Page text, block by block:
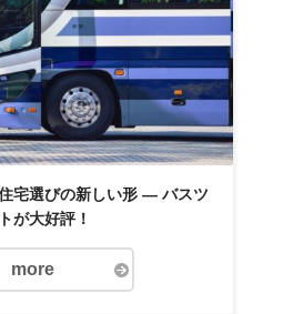
宅選びの新しい形 — バスツ
が大好評！
more